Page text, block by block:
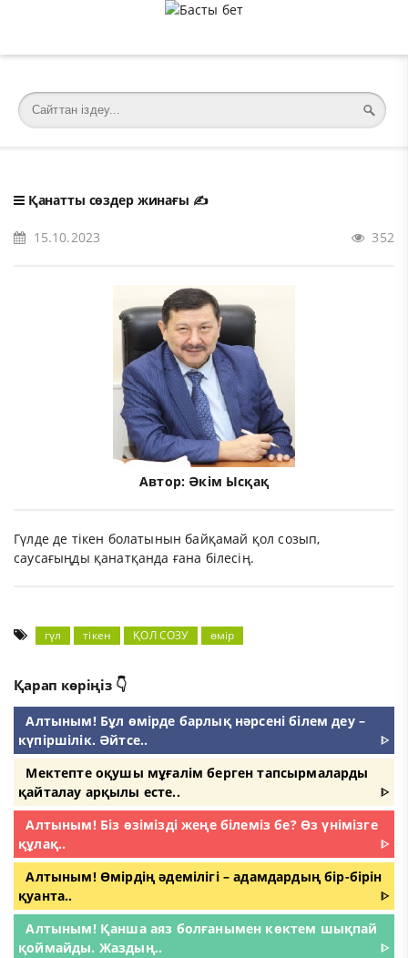
Қанатты сөздер жинағы ✍️
15.10.2023 352
Автор: Әкім Ысқақ
Гүлде де тікен болатынын байқамай қол созып,
саусағыңды қанатқанда ғана білесің.
гүл тікен ҚОЛ СОЗУ өмір
Қарап көріңіз 👇
Алтыным! Бұл өмірде барлық нәрсені білем деу –
күпіршілік. Әйтсе..
ᐈ
Мектепте оқушы мұғалім берген тапсырмаларды
қайталау арқылы есте..
ᐈ
Алтыным! Біз өзімізді жеңе білеміз бе? Өз үнімізге
құлақ..
ᐈ
Алтыным! Өмірдің әдемілігі – адамдардың бір-бірін
қуанта..
ᐈ
Алтыным! Қанша аяз болғанымен көктем шықпай
қоймайды. Жаздың..
ᐈ